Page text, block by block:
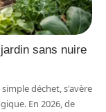
sans nuire
déchet, s'avère
En 2026, de